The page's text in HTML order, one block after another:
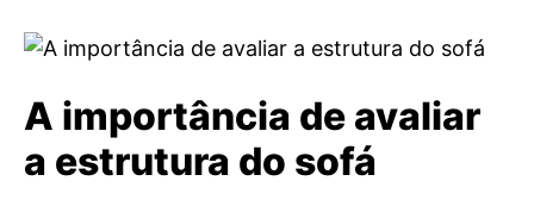
A importância de avaliar
a estrutura do sofá